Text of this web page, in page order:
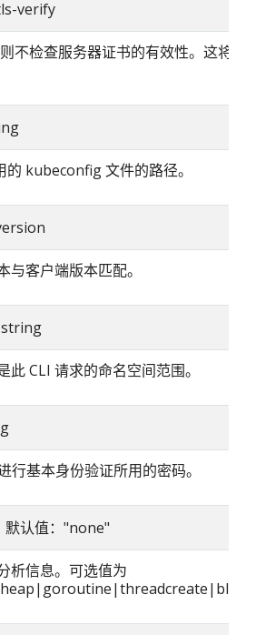
verify
不检查服务器证书的有效性。这将使
的 kubeconfig 文件的路径。
与客户端版本匹配。
string
此 CLI 请求的命名空间范围。
行基本身份验证所用的密码。
认值："none"
析信息。可选值为